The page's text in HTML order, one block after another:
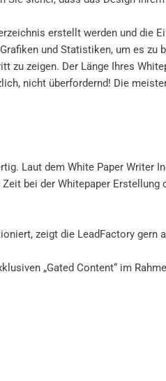
erstellt werden und die
und Statistiken, um es zu
zu zeigen. Der Länge Ihres
nicht überfordernd! Die
Laut dem White Paper Writer
bei der Whitepaper Erstellung
zeigt die LeadFactory gern
„Gated Content“ im